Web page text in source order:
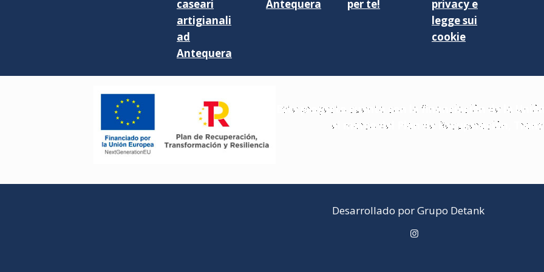
caseari
artigianali
ad
Antequera
Antequera
per te!
privacy e
legge sui
cookie
Este proyecto cuenta con la financiación de la
el marco del Plan de Recuperación,
Desarrollado por Grupo Detank